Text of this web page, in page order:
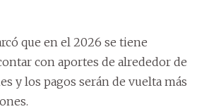
que en el 2026 se tiene
con aportes de alrededor de
y los pagos serán de vuelta más